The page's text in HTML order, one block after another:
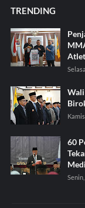
TRENDING
Atlet
60